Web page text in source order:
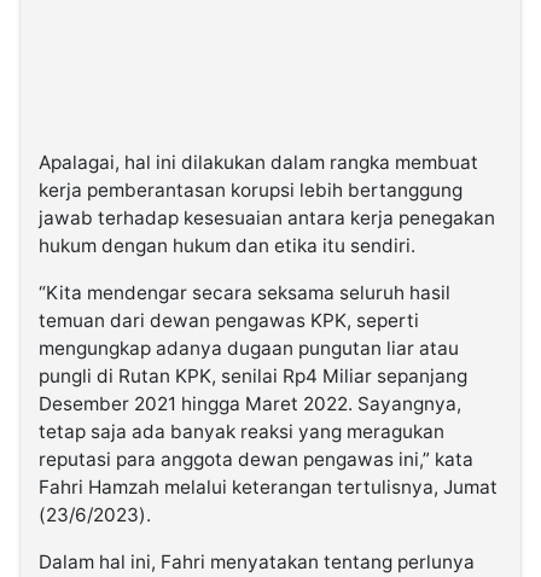
Apalagai, hal ini dilakukan dalam rangka membuat
kerja pemberantasan korupsi lebih bertanggung
jawab terhadap kesesuaian antara kerja penegakan
hukum dengan hukum dan etika itu sendiri.
“Kita mendengar secara seksama seluruh hasil
temuan dari dewan pengawas KPK, seperti
mengungkap adanya dugaan pungutan liar atau
pungli di Rutan KPK, senilai Rp4 Miliar sepanjang
Desember 2021 hingga Maret 2022. Sayangnya,
tetap saja ada banyak reaksi yang meragukan
reputasi para anggota dewan pengawas ini,” kata
Fahri Hamzah melalui keterangan tertulisnya, Jumat
(23/6/2023).
Dalam hal ini, Fahri menyatakan tentang perlunya